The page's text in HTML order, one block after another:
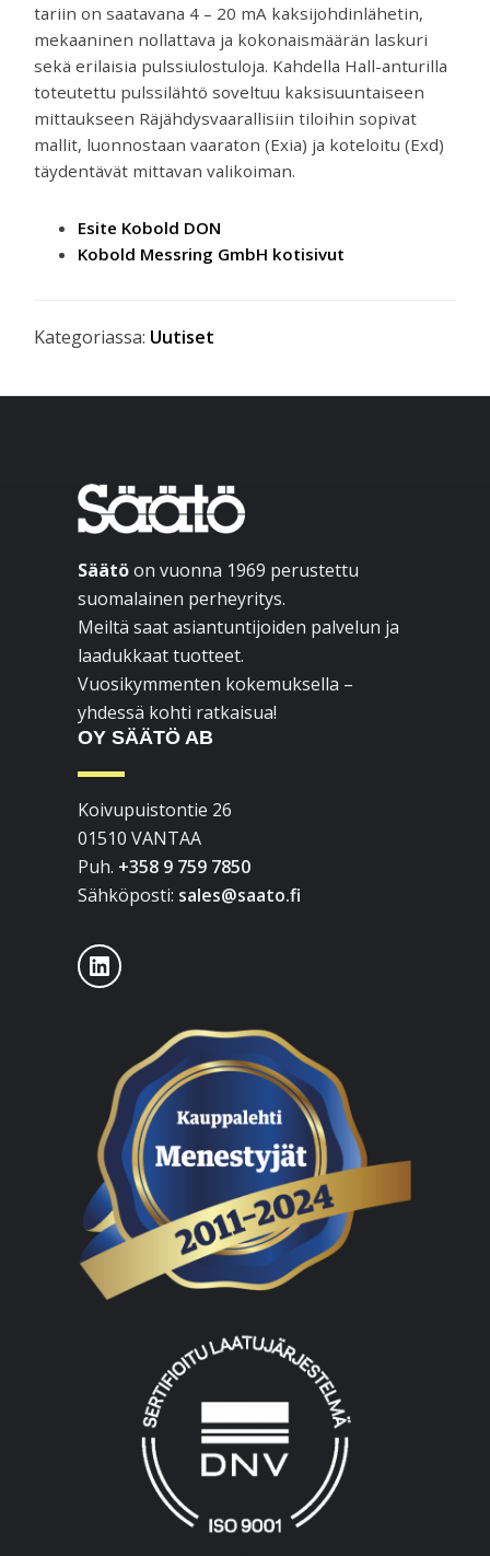
tariin on saatavana 4 – 20 mA kaksijohdinlähetin,
mekaaninen nollattava ja kokonaismäärän laskuri
sekä erilaisia pulssiulostuloja. Kahdella Hall-anturilla
toteutettu pulssilähtö soveltuu kaksisuuntaiseen
mittaukseen Räjähdysvaarallisiin tiloihin sopivat
mallit, luonnostaan vaaraton (Exia) ja koteloitu (Exd)
täydentävät mittavan valikoiman.
Esite Kobold DON
Kobold Messring GmbH kotisivut
Kategoriassa: Uutiset
Footer
Säätöon vuonna 1969 perustettu
suomalainen perheyritys.
Meiltä saat asiantuntijoiden palvelun ja
laadukkaat tuotteet.
Vuosikymmenten kokemuksella –
yhdessä kohti ratkaisua!
OY SÄÄTÖ AB
Koivupuistontie 26
01510 VANTAA
Puh. +358 9 759 7850
Sähköposti: sales@saato.fi
LinkedIn